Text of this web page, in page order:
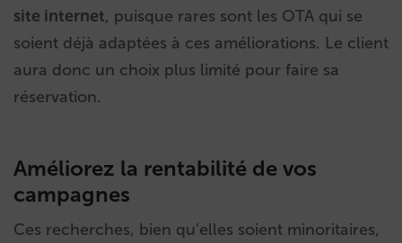
site internet, puisque rares sont les OTA qui se
soient déjà adaptées à ces améliorations. Le client
aura donc un choix plus limité pour faire sa
réservation.
Améliorez la rentabilité de vos
campagnes
Ces recherches, bien qu’elles soient minoritaires,